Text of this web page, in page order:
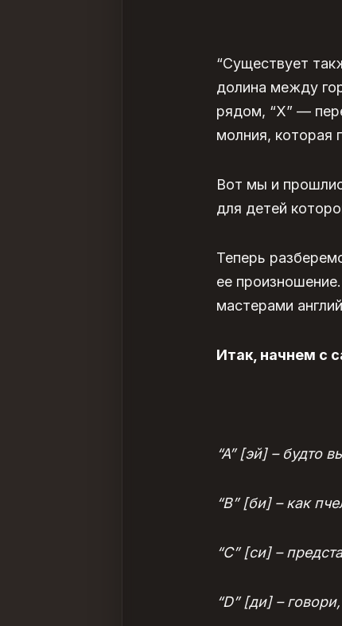
“Существует
долина между
рядом, “X” —
молния, которая
Вот мы и
для детей
Теперь
ее
мастерами
Итак, начнем с
“A” [эй] – будто
“B” [би] – как
“C” [си] –
“D” [ди] –